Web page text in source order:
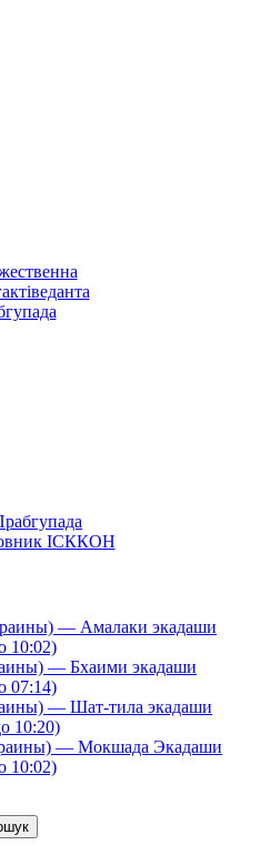
ІСККОН
— Амалаки экадаши
10:02)
— Бхаими экадаши
07:14)
— Шат-тила экадаши
10:20)
— Мокшада Экадаши
10:02)